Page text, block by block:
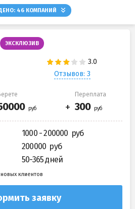
46КОМПАНИЙ
ЭКСКЛЮЗИВ
Отзывов: 3
Переплата
1000 - 200000
200000
50-365 дней
клиентов
заявку